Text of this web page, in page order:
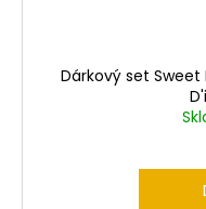
Dárkový set